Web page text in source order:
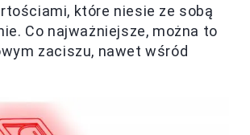
które niesie ze sobą
Co najważniejsze, można to
zaciszu, nawet wśród